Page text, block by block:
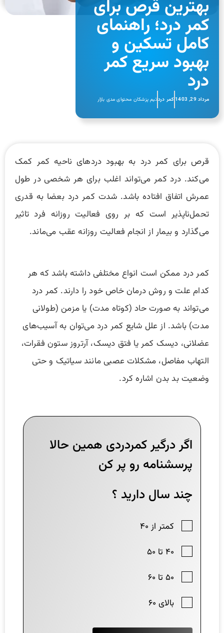
بهترین قرص برای
کمر درد؛ راهنمای
کامل تسکین و
بهبود سریع کمر
درد
مرداد 29, 1403 کمر دردتیم پزشکان محتوای مدی بازار
قرص برای کمر درد به بهبود دردهای ناحیه کمر کمک
می‌کند. درد کمر می‌تواند اغلب برای هر شخصی در طول
عمرش اتفاق افتاده باشد. شدت کمر درد بعضا به قدری
تحمل‌ناپذیر است که بر روی فعالیت روزانه فرد تاثیر
می‌گذارد و بیمار از انجام فعالیت روزانه عقب می‌ماند.
کمر درد ممکن است انواع مختلفی داشته باشد که هر
کدام علت و روش درمان خاص خود را دارند. کمر درد
می‌تواند به صورت حاد (کوتاه مدت) یا مزمن (طولانی
مدت) باشد. از علل شایع کمر درد می‌توان به آسیب‌های
عضلانی، دیسک کمر یا فتق دیسک، آرتروز ستون فقرات،
التهاب مفاصل، مشکلات عصبی مانند سیاتیک و حتی
وضعیت بد بدن اشاره کرد.